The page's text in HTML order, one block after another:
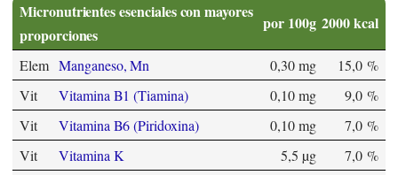
Micronutrientes esenciales con mayores
proporciones
por 100g 2000 kcal
Elem Manganeso, Mn 0,30 mg
15,0 %
Vit
Vitamina B1 (Tiamina) 0,10 mg
9,0 %
Vit
Vitamina B6 (Piridoxina) 0,10 mg
7,0 %
Vit
Vitamina K 5,5 µg
7,0 %